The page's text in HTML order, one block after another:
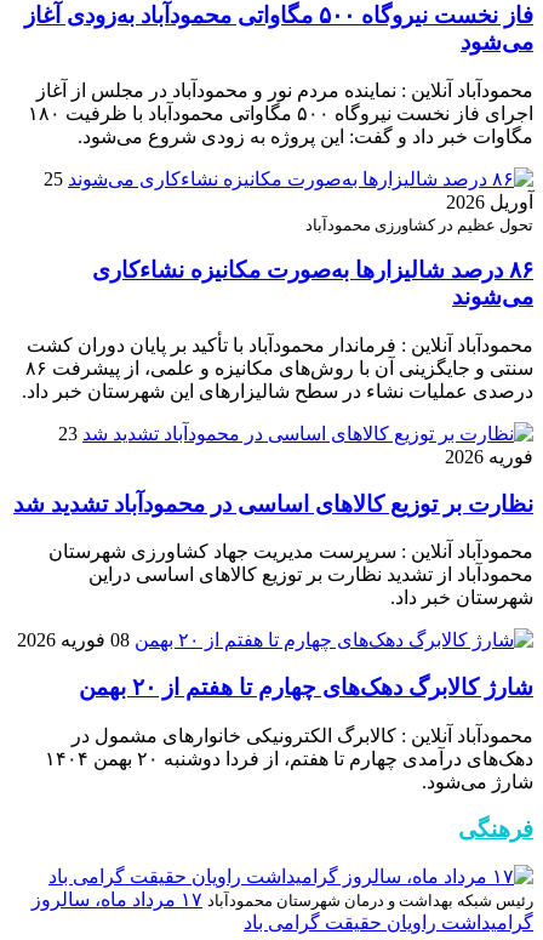
فاز نخست نیروگاه ۵۰۰ مگاواتی محمودآباد به‌زودی آغاز
می‌شود
محمودآباد آنلاین : نماینده مردم نور و محمودآباد در مجلس از آغاز
اجرای فاز نخست نیروگاه ۵۰۰ مگاواتی محمودآباد با ظرفیت ۱۸۰
مگاوات خبر داد و گفت: این پروژه به زودی شروع می‌شود.
25
آوریل 2026
تحول عظیم در کشاورزی محمودآباد
۸۶ درصد شالیزارها به‌صورت مکانیزه نشاءکاری
می‌شوند
محمودآباد آنلاین : فرماندار محمودآباد با تأکید بر پایان دوران کشت
سنتی و جایگزینی آن با روش‌های مکانیزه و علمی، از پیشرفت ۸۶
درصدی عملیات نشاء در سطح شالیزارهای این شهرستان خبر داد.
23
فوریه 2026
نظارت بر توزیع کالا‌های اساسی در محمودآباد تشدید شد
محمودآباد آنلاین : سرپرست مدیریت جهاد کشاورزی شهرستان
محمودآباد از تشدید نظارت بر توزیع کالا‌های اساسی دراین
شهرستان خبر داد.
08 فوریه 2026
شارژ کالابرگ دهک‌های چهارم تا هفتم از ۲۰ بهمن
محمودآباد آنلاین : کالابرگ الکترونیکی خانوار‌های مشمول در
دهک‌های درآمدی چهارم تا هفتم، از فردا دوشنبه ۲۰ بهمن ۱۴۰۴
شارژ می‌شود.
فرهنگی
رئیس شبکه بهداشت و درمان شهرستان محمودآباد
۱۷ مرداد ماه، سالروز
گرامیداشت راویان حقیقت گرامی باد